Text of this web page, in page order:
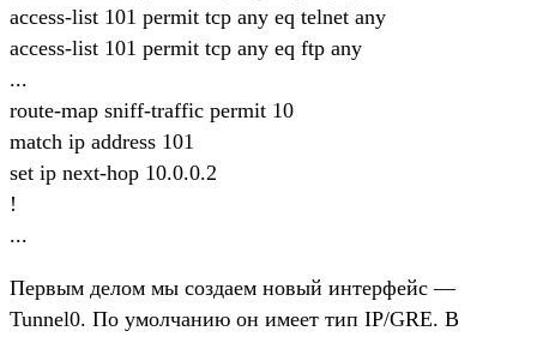
access-list 101 permit tcp any eq telnet any
access-list 101 permit tcp any eq ftp any
...
route-map sniff-traffic permit 10
match ip address 101
set ip next-hop 10.0.0.2
!
...
Первым делом мы создаем новый интерфейс —
Tunnel0. По умолчанию он имеет тип IP/GRE. В